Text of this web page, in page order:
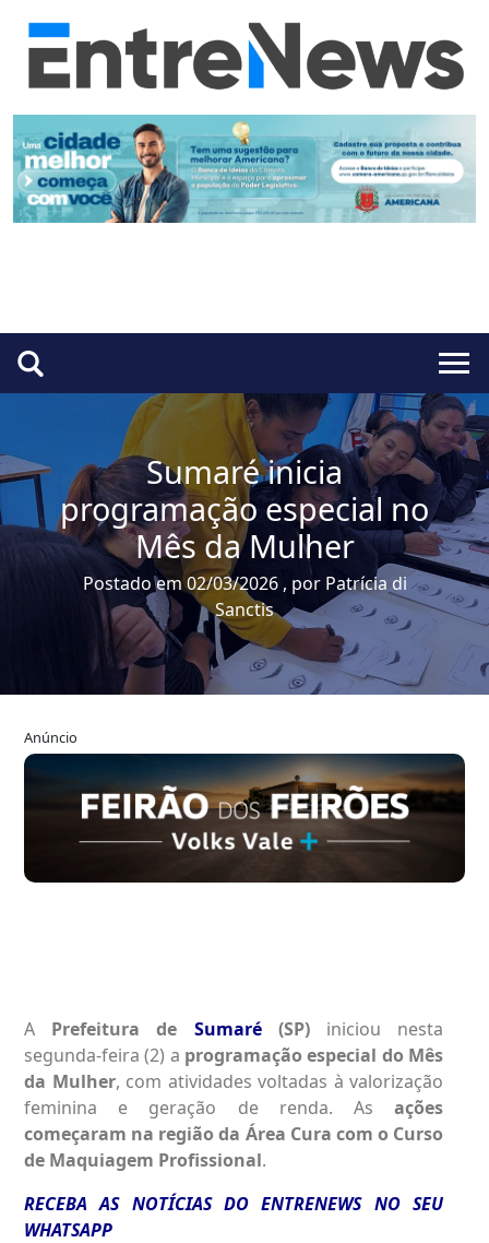
Sumaré inicia
programação especial no
Mês da Mulher
Postado em 02/03/2026 , por Patrícia di
Sanctis
Anúncio
A Prefeitura de Sumaré(SP)iniciou nesta
segunda-feira (2) a programação especial do Mês
da Mulher, com atividades voltadas à valorização
feminina e geração de renda. As ações
começaram na região da Área Cura com o Curso
de Maquiagem Profissional.
RECEBA AS NOTÍCIAS DO ENTRENEWS NO SEU
WHATSAPP